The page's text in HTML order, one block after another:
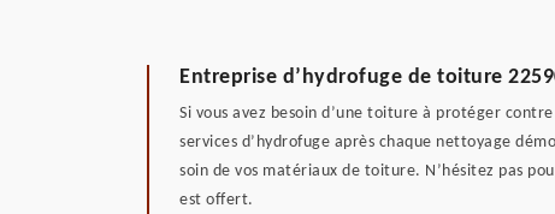
Entreprise d’hydrofuge de toiture
Si vous avez besoin d’une toiture à protéger
services d’hydrofuge après chaque nettoyage
soin de vos matériaux de toiture. N’hésitez pas
est offert.